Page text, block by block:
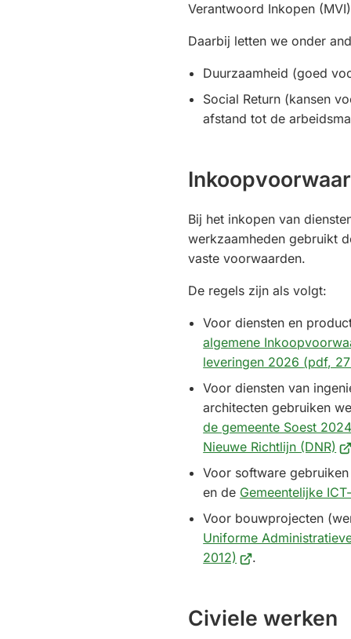
Verantwoord Inkopen
Daarbij letten we onder
Duurzaamheid (goed
Social Return (kansen
afstand tot de
Bij het inkopen van
werkzaamheden gebruikt
vaste voorwaarden.
De regels zijn als volgt:
Voor diensten en
algemene
leveringen 2026 (pdf,
Voor diensten van
architecten gebruiken
de gemeente Soest
Nieuwe Richtlijn (DNR)
Voor software
en de Gemeentelijke
Voor bouwprojecten
Uniforme
2012) (Verwijst
externe
.
Civiele werken